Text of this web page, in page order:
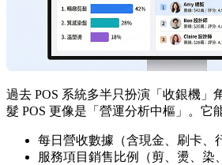
過去 POS 系統多半只扮演「收銀機」
髮 POS 更像是「營運分析中樞」。它
每日營收數據（含現金、刷卡、
服務項目銷售比例（剪、燙、染